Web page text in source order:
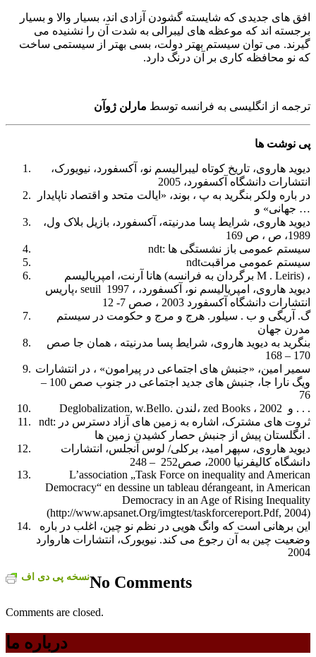
افق های جدیدی که شایسته گشودن آزادی اند، بسیار والا و بسیار
برجسته اند که موعظه های لیبرالی به شدت آن را نشنیده می
گیرند. می توان سیستم بهتر دولت، بسی بهتر از سیستمی ساخت
که نو محافظه کاری بر آن درنگ دارد.
ترجمه از انگلیسی به فرانسه توسط مارلن ژوآن
پی نوشت ها
دیوید هاروی، تاریخ کوتاه لیبرالیسم نو، آکسفورد، نیویورک،
انتشارات دانشگاه آکسفورد، 2005
در باره ولکر بنگرید به پ ، بوند، «ایالت متحد و اقتصاد ناپایدار
جهانی» و …
دیوید هاروی، شرایط پسا مدرنیته، آکسفورد، بازیل بلاک ول،
1989، ص ، ص 169
ndt: سیستم عمومی باز نشستگی ها
ndtسیستم عمومی مراقبت
هانا آرنت، امپریالیسم (برگردان به فرانسه M . Leiris) ،
پاریس، seuil 1997 ، دیوید هاروی، امپریالیسم نو، آکسفورد،
انتشارات دانشگاه آکسفورد 2003 ، صص 7- 12
گ. آریگی و ب . سیلور. هرج و مرج و حکومت در سیستم
مدرن جهان
بنگرید به دیوید هاروی، شرایط پسا مدرنیته ، همان جا صص
170 – 168
سمیر امین، «جنبش های اجتماعی در پیرامون» ، در انتشارات
ویگ نارا جا، جنبش های جدید اجتماعی در جنوب صص 100 –
76
Deglobalization, w.Bello. لندن، zed Books ، 2002 و . . .
ndt: ثروت های مشترک، اشاره به زمین های آزاد دسترس در
انگلستان پیش از جنبش حصار کشیدن زمین ها .
دیوید هاروی، سپهر امید، برکلی/ لوس آنجلس، انتشارات
دانشگاه کالیفرنیا 2000، صص252 – 248
L’association „Task Force on inequality and American
Democracy“ en dessine un tableau dérangeant, in American
Democracy in an Age of Rising Inequality
(http://www.apsanet.Org/imgtest/taskforcereport.Pdf, 2004)
این برهانی است که وانگ هویی در نظم نو چین، اغلب در باره
وضعیت چین به آن رجوع می کند. نیویورک، انتشارات هاروارد
2004
نسخه پی دی افNo Comments
Comments are closed.
درباره ما